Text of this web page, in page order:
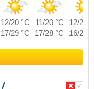
12/20 °C 11/20 °C
12/20
17/29 °C 17/28 °C 16/29